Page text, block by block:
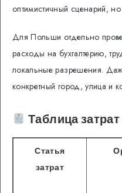
оптимистичный сценарий,
Для Польши отдельно
расходы на бухгалтерию,
локальные разрешения.
конкретный город, улица и
Таблица затрат
Статья
затрат